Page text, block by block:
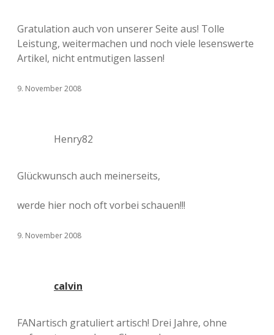
Gratulation auch von unserer Seite aus! Tolle
Leistung, weitermachen und noch viele lesenswerte
Artikel, nicht entmutigen lassen!
9. November 2008
Henry82
Glückwunsch auch meinerseits,
werde hier noch oft vorbei schauen!!!
9. November 2008
calvin
FANartisch gratuliert artisch! Drei Jahre, ohne